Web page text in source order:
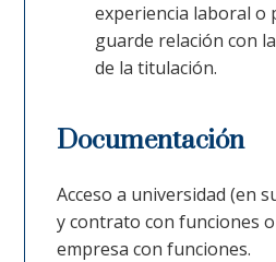
experiencia laboral o
guarde relación con
de la titulación.
Documentación
Acceso a universidad (en
y contrato con funciones
empresa con funciones.